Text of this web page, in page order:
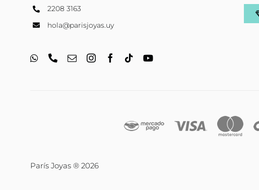
2208 3163
hola@parisjoyas.uy
París Joyas ® 2026